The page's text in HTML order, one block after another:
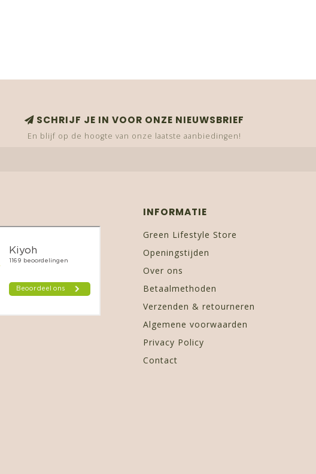
SCHRIJF JE IN VOOR ONZE NIEUWSBRIEF
En blijf op de hoogte van onze laatste aanbiedingen!
INFORMATIE
Green Lifestyle Store
Openingstijden
Over ons
Betaalmethoden
Verzenden & retourneren
Algemene voorwaarden
Privacy Policy
Contact